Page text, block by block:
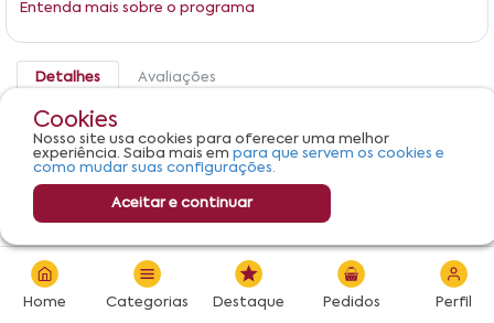
Entenda mais sobre o programa
R$ 122,79
Detalhes Avaliações
Produto não apresenta descrição.
Cookies
Nosso site usa cookies para oferecer uma melhor
experiência. Saiba mais em para que servem os cookies e
como mudar suas configurações.
Aceitar e continuar
Home Categorias Destaque Pedidos Perfil